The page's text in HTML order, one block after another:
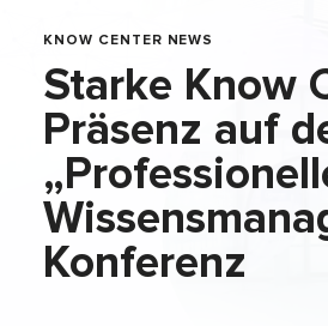
KNOW CENTER NEWS
Starke Know
Präsenz auf
Konferenz